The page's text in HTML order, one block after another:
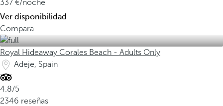
337
/noche
Ver disponibilidad
Compara
Royal Hideaway Corales Beach - Adults Only
Adeje, Spain
4.8/5
2346 reseñas